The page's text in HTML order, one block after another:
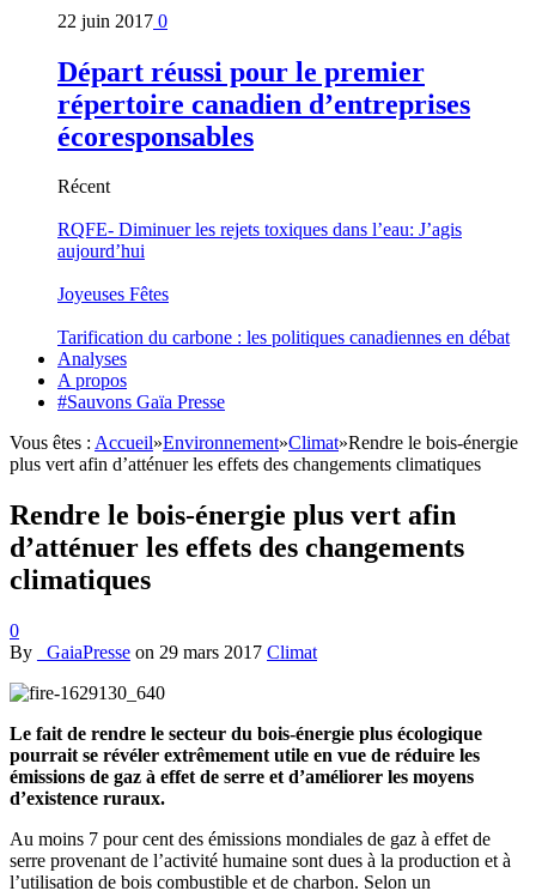
22 juin 2017 0
Départ réussi pour le premier
répertoire canadien d’entreprises
écoresponsables
Récent
RQFE- Diminuer les rejets toxiques dans l’eau: J’agis
aujourd’hui
Joyeuses Fêtes
Tarification du carbone : les politiques canadiennes en débat
Analyses
A propos
#Sauvons Gaïa Presse
Vous êtes : Accueil»Environnement»Climat»Rendre le bois-énergie
plus vert afin d’atténuer les effets des changements climatiques
Rendre le bois-énergie plus vert afin
d’atténuer les effets des changements
climatiques
0
By
_GaiaPresse on 29 mars 2017 Climat
Le fait de rendre le secteur du bois-énergie plus écologique
pourrait se révéler extrêmement utile en vue de réduire les
émissions de gaz à effet de serre et d’améliorer les moyens
d’existence ruraux.
Au moins 7 pour cent des émissions mondiales de gaz à effet de
serre provenant de l’activité humaine sont dues à la production et à
l’utilisation de bois combustible et de charbon. Selon un